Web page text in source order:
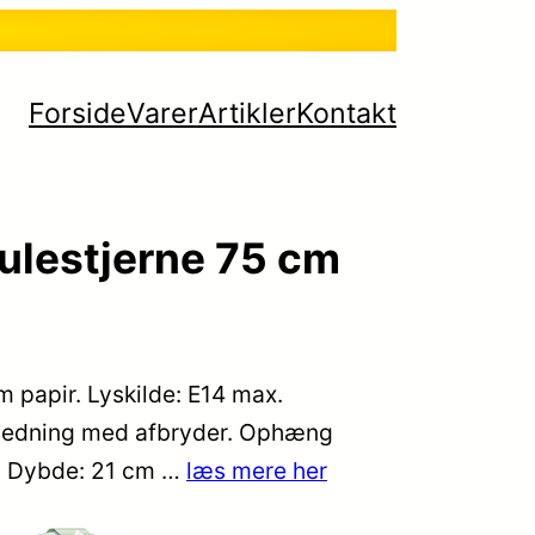
ForsideVarerArtiklerKontakt
75 cm
papir. Lyskilde: E14 max.
med afbryder. Ophæng
Dybde: 21 cm … læs mere her